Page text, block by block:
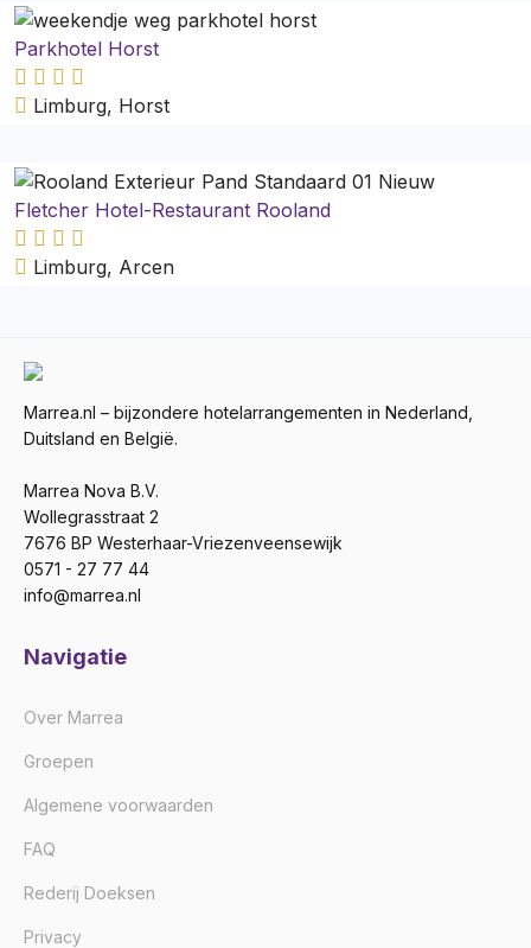
Parkhotel Horst
Limburg, Horst
Fletcher Hotel-Restaurant Rooland
Limburg, Arcen
Marrea.nl – bijzondere hotelarrangementen in Nederland,
Duitsland en België.
Marrea Nova B.V.
Wollegrasstraat 2
7676 BP Westerhaar-Vriezenveensewijk
0571 - 27 77 44
info@marrea.nl
Navigatie
Over Marrea
Groepen
Algemene voorwaarden
FAQ
Rederij Doeksen
Privacy